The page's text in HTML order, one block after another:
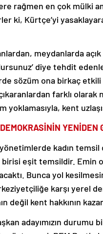
rağmen en çok mülki
ki, Kürtçe’yi
meydanlarda açık
diye tehdit
sözüm ona birkaç
farklı
yoklamasıyla, kent
YENİDEN
kadın temsil
eşit temsildir. Emin
Bunca yol
karşı yerel
değil kent hakkının
adayımızın durumu